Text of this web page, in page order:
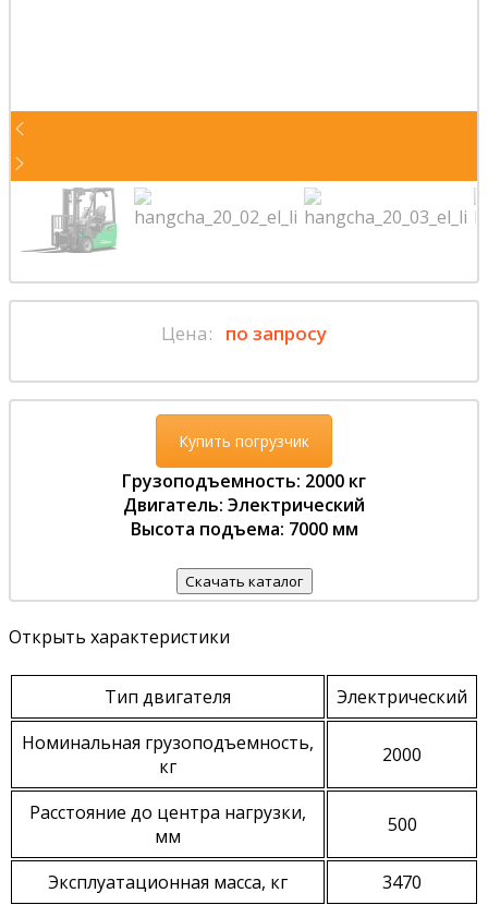
Цена: по запросу
Купить погрузчик
Грузоподъемность: 2000 кг
Двигатель: Электрический
Высота подъема: 7000 мм
Скачать каталог
Открыть характеристики
Тип двигателя
Электрический
Номинальная грузоподъемность,
кг
2000
Расстояние до центра нагрузки,
мм
500
Эксплуатационная масса, кг 3470